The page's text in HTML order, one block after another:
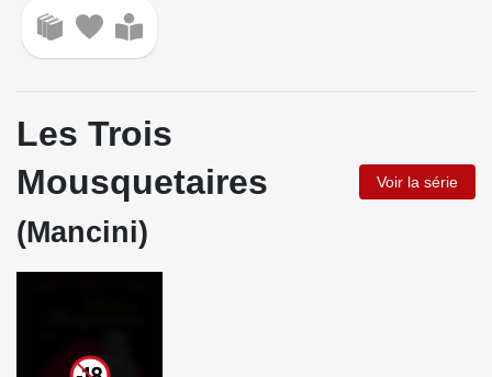
Les Trois
Mousquetaires
(Mancini)
Voir la série